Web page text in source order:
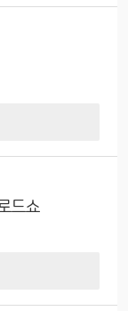
드쇼